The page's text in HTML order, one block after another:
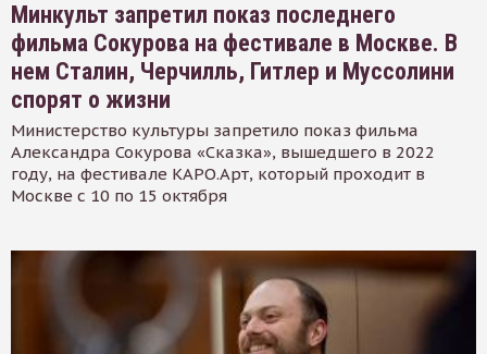
Минкульт запретил показ последнего
фильма Сокурова на фестивале в Москве. В
нем Сталин, Черчилль, Гитлер и Муссолини
спорят о жизни
Министерство культуры запретило показ фильма
Александра Сокурова «Сказка», вышедшего в 2022
году, на фестивале КАРО.Арт, который проходит в
Москве с 10 по 15 октября